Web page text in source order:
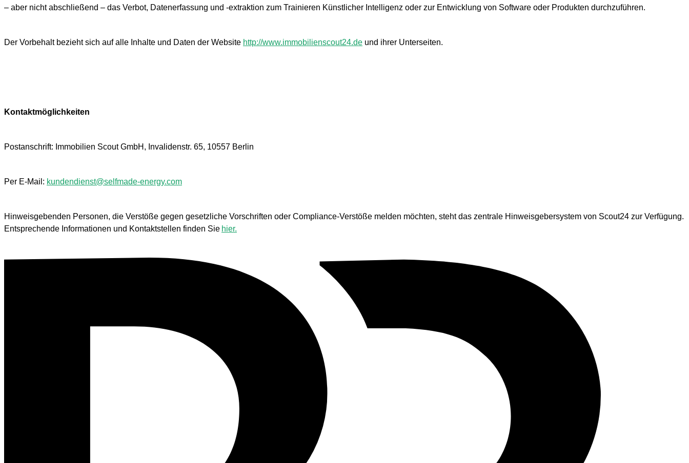
– aber nicht abschließend – das Verbot, Datenerfassung und -extraktion zum Trainieren Künstlicher Intelligenz oder zur Entwicklung von Software oder Produkten durchzuführen.
Der Vorbehalt bezieht sich auf alle Inhalte und Daten der Website http://www.immobilienscout24.de und ihrer Unterseiten.
Kontaktmöglichkeiten
Postanschrift: Immobilien Scout GmbH, Invalidenstr. 65, 10557 Berlin
Per E-Mail: kundendienst@selfmade-energy.com
Hinweisgebenden Personen, die Verstöße gegen gesetzliche Vorschriften oder Compliance-Verstöße melden möchten, steht das zentrale Hinweisgebersystem von Scout24 zur Verfügung.
Entsprechende Informationen und Kontaktstellen finden Sie hier.